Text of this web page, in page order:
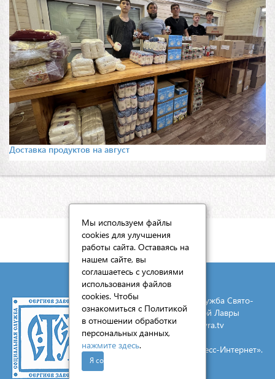
Доставка продуктов на август
КАРТА САЙТА
© 2026 Социальная служба Свято-
Троицкой Сергиевой Лавры
E-mail:mail@lavra.tv
Создание сайта - «Экспресс-Интернет».
Мы используем файлы
cookies для улучшения
работы сайта. Оставаясь на
нашем сайте, вы
соглашаетесь с условиями
использования файлов
cookies. Чтобы
ознакомиться с Политикой
в отношении обработки
персональных данных,
нажмите здесь.
Я согласен